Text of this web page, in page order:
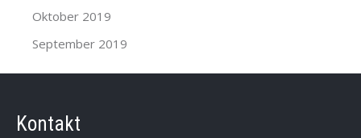
Oktober 2019
September 2019
Kontakt